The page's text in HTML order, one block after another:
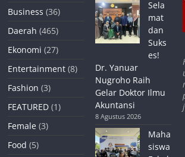
Business (36)
Daerah (465)
Ekonomi (27)
Entertainment (8)
Fashion (3)
FEATURED (1)
Female (3)
Food (5)
Sela
mat
dan
Suks
es!
Dr. Yanuar
Nugroho Raih
Gelar Doktor Ilmu
Akuntansi
8 Agustus 2026
Maha
siswa